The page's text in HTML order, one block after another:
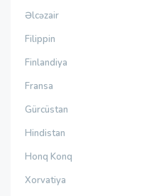
Əlcəzair
Filippin
Finlandiya
Fransa
Gürcüstan
Hindistan
Honq Konq
Xorvatiya